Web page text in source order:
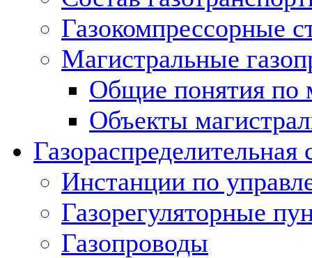
Газокомпрессорные
Магистральные
Общие понятия по
Объекты
Газораспределительная
Инстанции по
Газорегуляторные
Газопроводы